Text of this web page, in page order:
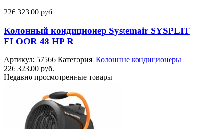
226 323.00 руб.
Колонный кондиционер Systemair SYSPLIT
FLOOR 48 HP R
Артикул: 57566 Категория: Колонные кондиционеры
226 323.00 руб.
Недавно просмотренные товары